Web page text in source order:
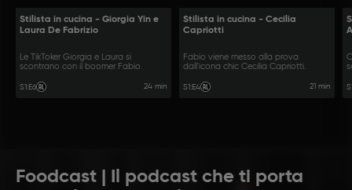
Stilista in cucina - Giorgia Yin e
Laura De Fabrizio
Le TikToker Giorgia e Laura si
scontrano con il boomer Fabio.
S1 :E6 24 min
Stilista in cucina - Cecilia
Capriotti
Fabio viene messo alla prova
dall'icona chic Cecilia Capriotti.
S1 :E4 21 min
Foodcast | Il podcast che ti porta